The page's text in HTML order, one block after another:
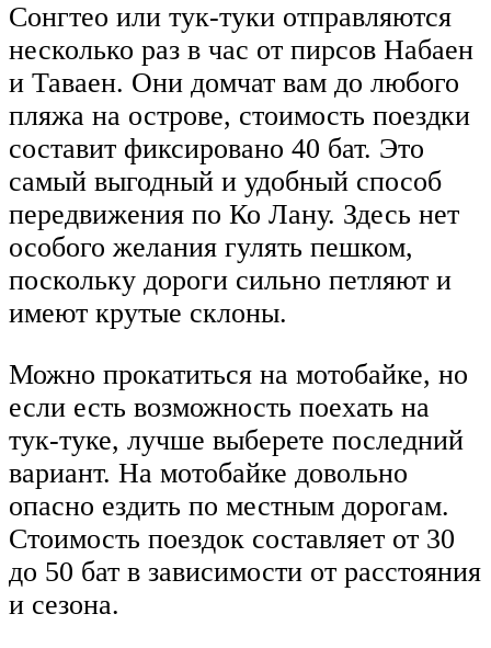
Сонгтео или тук-туки отправляются
несколько раз в час от пирсов Набаен
и Таваен. Они домчат вам до любого
пляжа на острове, стоимость поездки
составит фиксировано 40 бат. Это
самый выгодный и удобный способ
передвижения по Ко Лану. Здесь нет
особого желания гулять пешком,
поскольку дороги сильно петляют и
имеют крутые склоны.
Можно прокатиться на мотобайке, но
если есть возможность поехать на
тук-туке, лучше выберете последний
вариант. На мотобайке довольно
опасно ездить по местным дорогам.
Стоимость поездок составляет от 30
до 50 бат в зависимости от расстояния
и сезона.